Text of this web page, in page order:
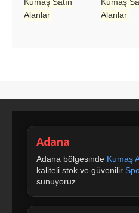
Kumaş Satın
Alanlar
Kumaş
Alanlar
Adana
Adana bölgesinde Kumaş
kaliteli stok ve güvenilir
sunuyoruz.